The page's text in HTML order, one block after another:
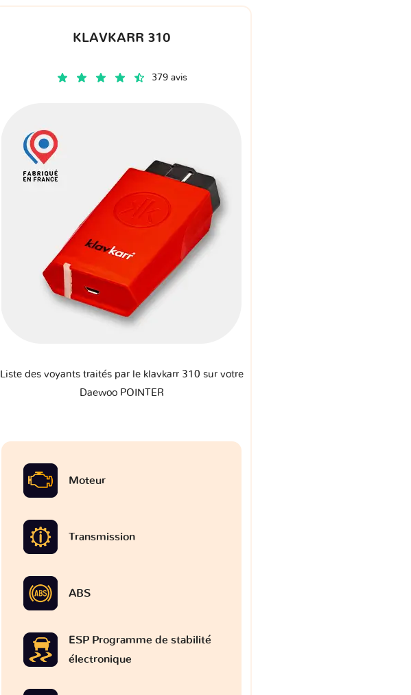
KLAVKARR 310
379 avis
Liste des voyants traités par le klavkarr 310 sur votre
Daewoo POINTER
Moteur
Transmission
ABS
ESP Programme de stabilité
électronique